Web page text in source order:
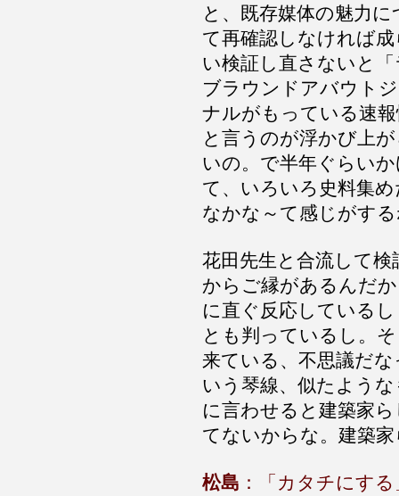
と、既存媒体の魅力に
て再確認しなければ
い検証し直さないと
ブラウンドアバウト
ナルがもっている速
と言うのが浮かび上
いの。で半年ぐらい
て、いろいろ史料集
なかな～て感じがす
花田先生と合流して
からご縁があるんだ
に直ぐ反応している
とも判っているし。
来ている、不思議だ
いう琴線、似たよう
に言わせると建築家
てないからな。建築
松島 ：「カタチにす